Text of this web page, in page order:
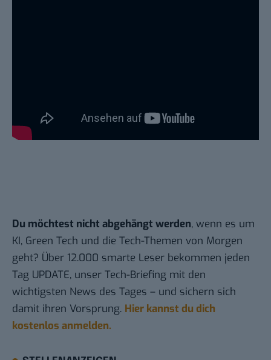
Du möchtest nicht abgehängt werden, wenn es um
KI, Green Tech und die Tech-Themen von Morgen
geht? Über 12.000 smarte Leser bekommen jeden
Tag UPDATE, unser Tech-Briefing mit den
wichtigsten News des Tages – und sichern sich
damit ihren Vorsprung. Hier kannst du dich
kostenlos anmelden.